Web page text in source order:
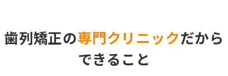
歯列矯正の専門クリニックだから
できること